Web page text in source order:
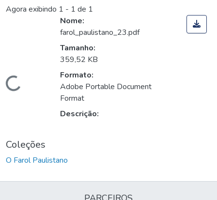
Agora exibindo 1 - 1 de 1
Carregando...
Nome:
farol_paulistano_23.pdf
Tamanho:
359,52 KB
Formato:
Adobe Portable Document
Format
Descrição:
Coleções
O Farol Paulistano